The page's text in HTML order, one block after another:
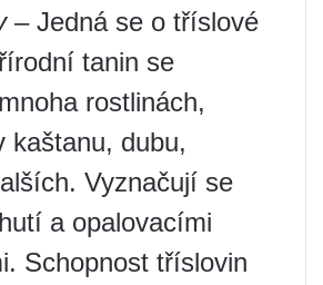
– Jedná se o tříslové
tanin se
rostlinách,
kaštanu, dubu,
Vyznačují se
a opalovacími
Schopnost tříslovin